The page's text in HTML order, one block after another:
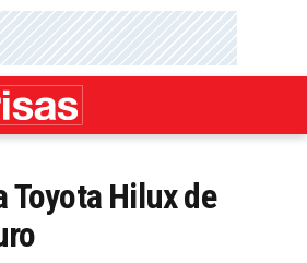
Toyota Hilux de